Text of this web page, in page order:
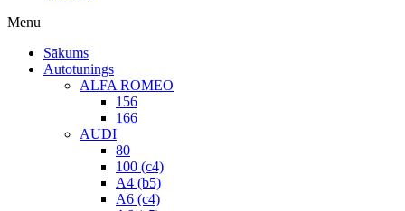
Menu
Sākums
Autotunings
ALFA ROMEO
156
166
AUDI
80
100 (c4)
A4 (b5)
A6 (c4)